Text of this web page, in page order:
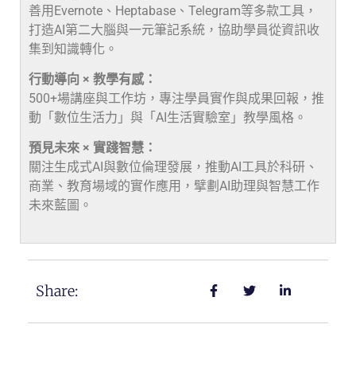
善用Evernote、Heptabase、Telegram等多款工具，
打造AI第二大腦與一元筆記系統，協助學員從資訊收
集到知識轉化。
行動導向 × 教學有感：
500+場講座與工作坊，專注學員實作與成果回報，推
動「數位生活力」與「AI生活實驗室」教學風格。
預見未來 × 實踐智慧：
關注生成式AI與數位倫理發展，推動AI工具於科研、
商業、教育場域的實作應用，擘劃AI助理與智慧工作
未來藍圖。
Share: